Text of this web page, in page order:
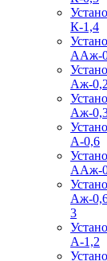
К-1,4
ААж-
Аж-
Аж-
А-0,6
ААж-
Аж-
3
А-1,2